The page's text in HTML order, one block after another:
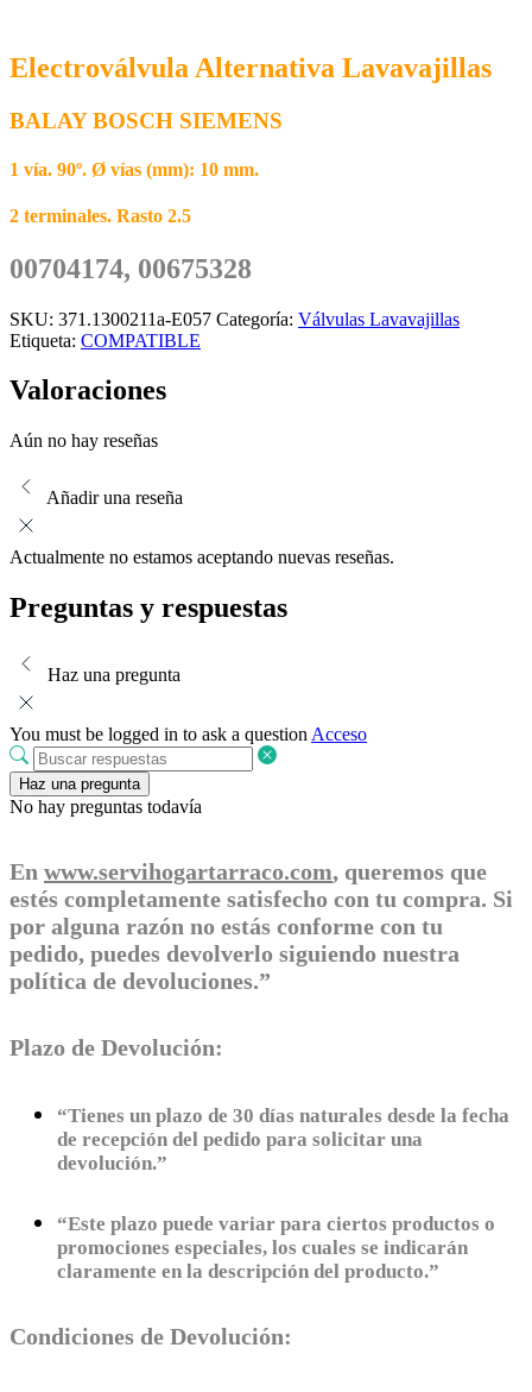
Electroválvula Alternativa Lavavajillas
BALAY BOSCH SIEMENS
1 vía. 90º. Ø vías (mm): 10 mm.
2 terminales. Rasto 2.5
00704174, 00675328
SKU: 371.1300211a-E057 Categoría: Válvulas Lavavajillas
Etiqueta: COMPATIBLE
Valoraciones
Aún no hay reseñas
Añadir una reseña
Actualmente no estamos aceptando nuevas reseñas.
Preguntas y respuestas
Haz una pregunta
You must be logged in to ask a question Acceso
Haz una pregunta
No hay preguntas todavía
En www.servihogartarraco.com, queremos que
estés completamente satisfecho con tu compra. Si
por alguna razón no estás conforme con tu
pedido, puedes devolverlo siguiendo nuestra
política de devoluciones.”
Plazo de Devolución:
“Tienes un plazo de 30 días naturales desde la fecha
de recepción del pedido para solicitar una
devolución.”
“Este plazo puede variar para ciertos productos o
promociones especiales, los cuales se indicarán
claramente en la descripción del producto.”
Condiciones de Devolución: